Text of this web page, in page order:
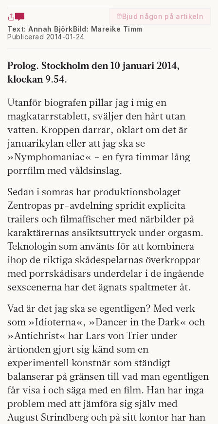
Bjud någon på artikeln
Text: Annah Björk
Publicerad 2014-01-24
Bild: Mareike Timm
Prolog. Stockholm den 10 januari 2014,
klockan 9.54.
Utanför biografen pillar jag i mig en
magkatarrstablett, sväljer den hårt utan
vatten. Kroppen darrar, oklart om det är
januarikylan eller att jag ska se
»Nymphomaniac« – en fyra timmar lång
porrfilm med våldsinslag.
Sedan i somras har produktionsbolaget
Zentropas pr-avdelning spridit explicita
trailers och filmaffischer med närbilder på
karaktärernas ansiktsuttryck under orgasm.
Teknologin som använts för att kombinera
ihop de riktiga skådespelarnas överkroppar
med porrskådisars underdelar i de ingående
sexscenerna har det ägnats spaltmeter åt.
Vad är det jag ska se egentligen? Med verk
som »Idioterna«, »Dancer in the Dark« och
»Antichrist« har Lars von Trier under
årtionden gjort sig känd som en
experimentell konstnär som ständigt
balanserar på gränsen till vad man egentligen
får visa i och säga med en film. Han har inga
problem med att jämföra sig själv med
August Strindberg och på sitt kontor har han